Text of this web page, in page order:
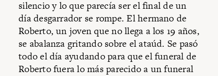
silencio y lo que parecía ser el final de un
día desgarrador se rompe. El hermano de
Roberto, un joven que no llega a los 19 años,
se abalanza gritando sobre el ataúd. Se pasó
todo el día ayudando para que el funeral de
Roberto fuera lo más parecido a un funeral